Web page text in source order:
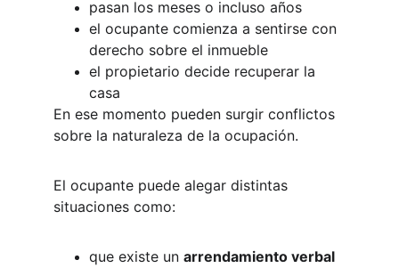
pasan los meses o incluso años
el ocupante comienza a sentirse con
derecho sobre el inmueble
el propietario decide recuperar la
casa
En ese momento pueden surgir conflictos
sobre la naturaleza de la ocupación.
El ocupante puede alegar distintas
situaciones como:
que existe un arrendamiento verbal